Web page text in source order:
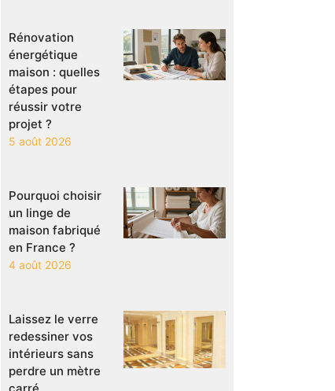
Rénovation
énergétique
maison : quelles
étapes pour
réussir votre
projet ?
5 août 2026
Pourquoi choisir
un linge de
maison fabriqué
en France ?
4 août 2026
Laissez le verre
redessiner vos
intérieurs sans
perdre un mètre